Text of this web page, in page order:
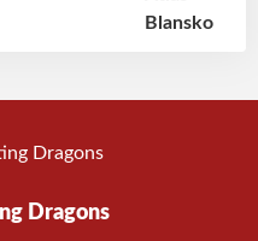
Dragons